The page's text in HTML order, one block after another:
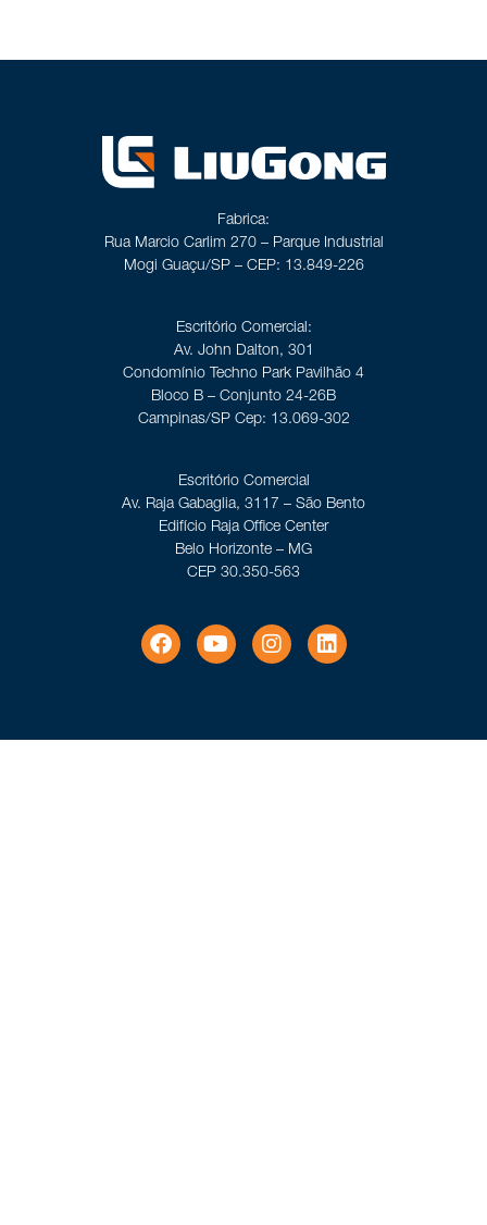
Fabrica:
Rua Marcio Carlim 270 – Parque Industrial
Mogi Guaçu/SP – CEP: 13.849-226
Escritório Comercial:
Av. John Dalton, 301
Condomínio Techno Park Pavilhão 4
Bloco B – Conjunto 24-26B
Campinas/SP Cep: 13.069-302
Escritório Comercial
Av. Raja Gabaglia, 3117 – São Bento
Edifício Raja Office Center
Belo Horizonte – MG
CEP 30.350-563